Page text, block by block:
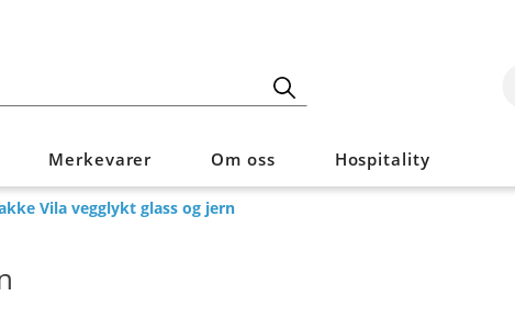
Merkevarer Om oss Hospitality
Vila vegglykt glass og jern